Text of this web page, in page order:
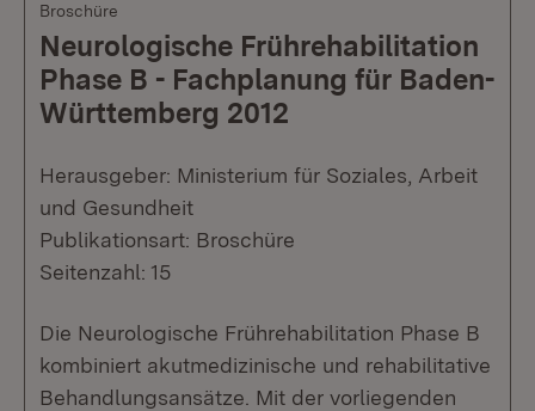
Broschüre
Neurologische Frührehabilitation
Phase B - Fachplanung für Baden-
Württemberg 2012
Herausgeber: Ministerium für Soziales, Arbeit
und Gesundheit
Publikationsart: Broschüre
Seitenzahl: 15
Die Neurologische Frührehabilitation Phase B
kombiniert akutmedizinische und rehabilitative
Behandlungsansätze. Mit der vorliegenden